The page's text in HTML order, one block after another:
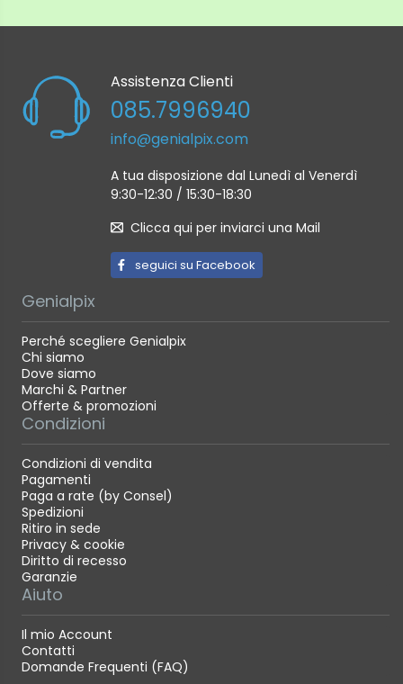
Assistenza Clienti
085.7996940
info@genialpix.com
A tua disposizione dal Lunedì al Venerdì
9:30-12:30 / 15:30-18:30
Clicca qui per inviarci una Mail
seguici su Facebook
Genialpix
Perché scegliere Genialpix
Chi siamo
Dove siamo
Marchi & Partner
Offerte & promozioni
Condizioni
Condizioni di vendita
Pagamenti
Paga a rate (by Consel)
Spedizioni
Ritiro in sede
Privacy & cookie
Diritto di recesso
Garanzie
Aiuto
Il mio Account
Contatti
Domande Frequenti (FAQ)